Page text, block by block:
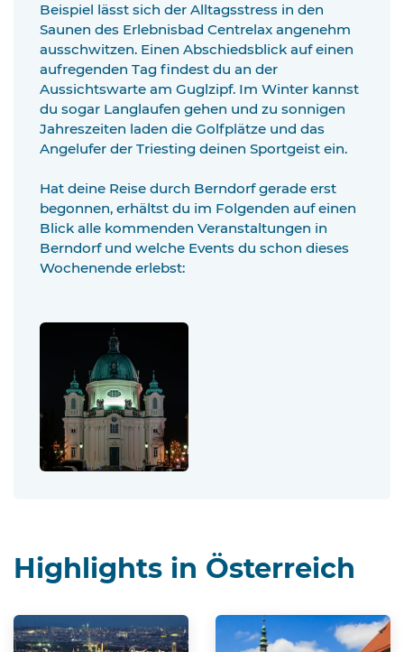
Beispiel lässt sich der Alltagsstress in den
Saunen des Erlebnisbad Centrelax angenehm
ausschwitzen. Einen Abschiedsblick auf einen
aufregenden Tag findest du an der
Aussichtswarte am Guglzipf. Im Winter kannst
du sogar Langlaufen gehen und zu sonnigen
Jahreszeiten laden die Golfplätze und das
Angelufer der Triesting deinen Sportgeist ein.
Hat deine Reise durch Berndorf gerade erst
begonnen, erhältst du im Folgenden auf einen
Blick alle kommenden Veranstaltungen in
Berndorf und welche Events du schon dieses
Wochenende erlebst:
Highlights in Österreich